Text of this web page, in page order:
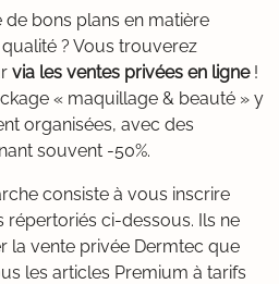
bons plans en matière
? Vous trouverez
via les ventes privées en ligne!
« maquillage & beauté » y
organisées, avec des
souvent -50%.
consiste à vous inscrire
ci-dessous. Ils ne
la vente privée Dermtec que
les articles Premium à tarifs